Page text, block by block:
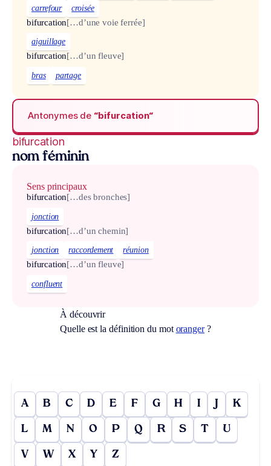
carrefour
croisée
bifurcation[…d’une voie ferrée]
aiguillage
bifurcation[…d’un fleuve]
bras partage
Antonymes de “bifurcation“
bifurcation
nom féminin
Sens principaux
bifurcation[…des bronches]
jonction
bifurcation[…d’un chemin]
jonction raccordement réunion
bifurcation[…d’un fleuve]
confluent
À découvrir
Quelle est la définition du mot oranger?
A B C D E F G H I J K
L M N O P Q R S T U
V W X Y Z